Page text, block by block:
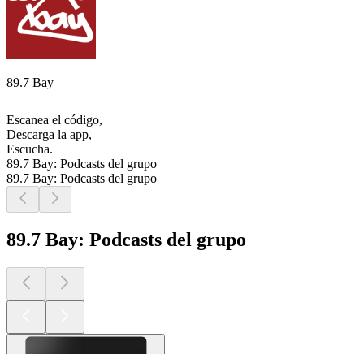
89.7 Bay
Escanea el código,
Descarga la app,
Escucha.
89.7 Bay: Podcasts del grupo
89.7 Bay: Podcasts del grupo
89.7 Bay: Podcasts del grupo